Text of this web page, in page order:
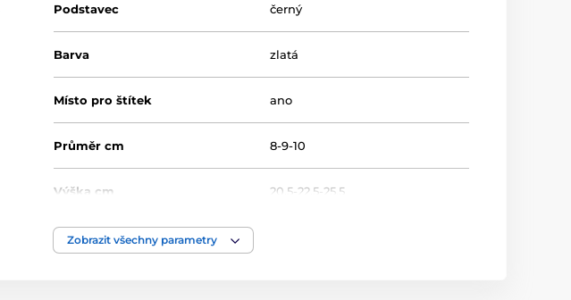
Podstavec černý
Barva zlatá
Místo pro štítek ano
Průměr cm 8-9-10
Výška cm 20.5-22.5-25.5
Motiv
Zobrazit všechny parametry